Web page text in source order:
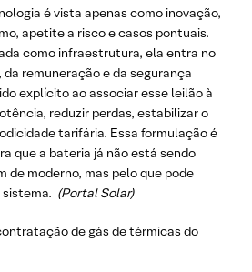
é vista apenas como inovação,
apetite a risco e casos pontuais.
como infraestrutura, ela entra no
remuneração e da segurança
explícito ao associar esse leilão à
reduzir perdas, estabilizar o
tarifária. Essa formulação é
que a bateria já não está sendo
de moderno, mas pelo que pode
(Portal Solar)
de gás de térmicas do